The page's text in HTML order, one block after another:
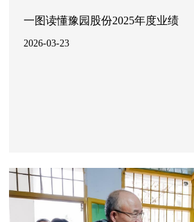
一图读懂豫园股份2025年度业绩
2026-03-23